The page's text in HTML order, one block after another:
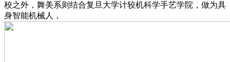
校之外，舞美系则结合复旦大学计较机科学手艺学院，做为具
身智能机械人，